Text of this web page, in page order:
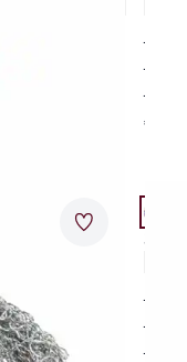
€
Merkzettel